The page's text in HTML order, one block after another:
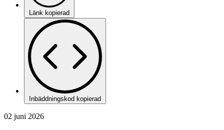
Länk kopierad
Inbäddningskod kopierad
02 juni 2026